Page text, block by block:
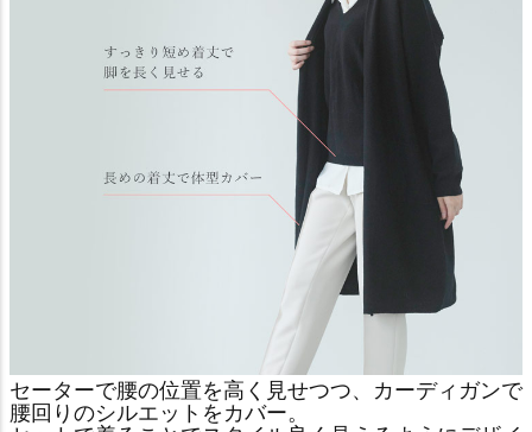
セーターで腰の位置を高く見せつつ、カーディガンで
腰回りのシルエットをカバー。